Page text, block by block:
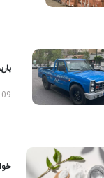
09 آبان 1403